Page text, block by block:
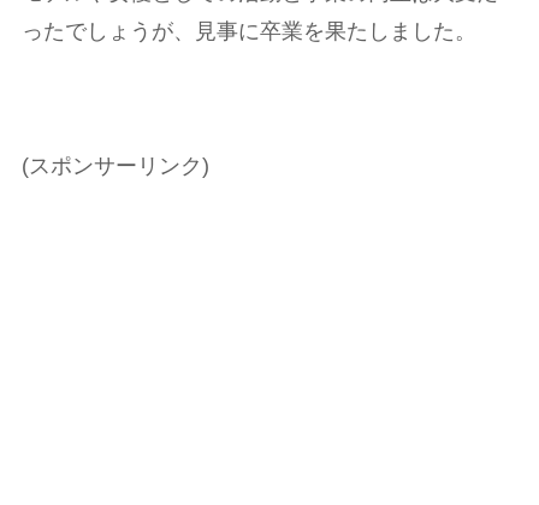
ったでしょうが、見事に卒業を果たしました。
(スポンサーリンク)